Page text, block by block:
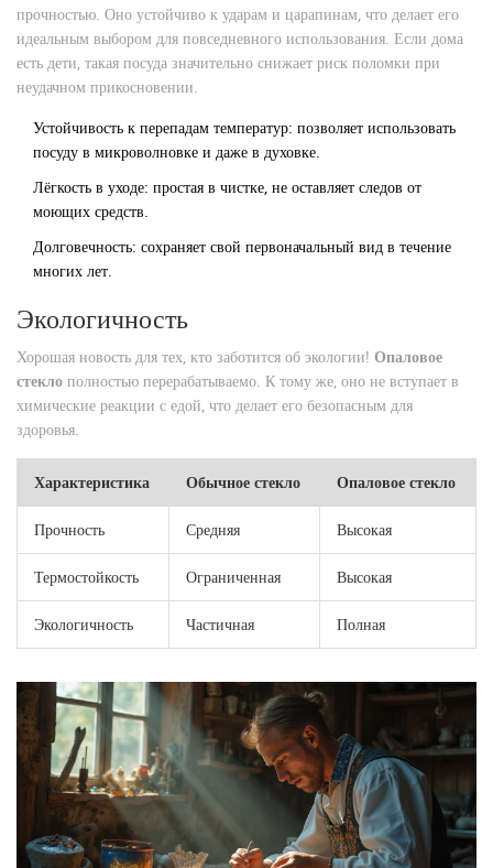
прочностью. Оно устойчиво к ударам и царапинам, что делает его
идеальным выбором для повседневного использования. Если дома
есть дети, такая посуда значительно снижает риск поломки при
неудачном прикосновении.
Устойчивость к перепадам температур: позволяет использовать
посуду в микроволновке и даже в духовке.
Лёгкость в уходе: простая в чистке, не оставляет следов от
моющих средств.
Долговечность: сохраняет свой первоначальный вид в течение
многих лет.
Экологичность
Хорошая новость для тех, кто заботится об экологии! Опаловое
стекло полностью перерабатываемо. К тому же, оно не вступает в
химические реакции с едой, что делает его безопасным для
здоровья.
Характеристика Обычное стекло Опаловое стекло
Прочность Средняя Высокая
Термостойкость Ограниченная Высокая
Экологичность Частичная Полная